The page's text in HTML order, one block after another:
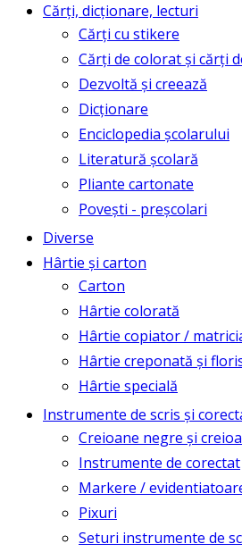
Cărți, dicționare, lecturi
Cărți cu stikere
Cărți de colorat și cărți
Dezvoltă și creează
Dicționare
Enciclopedia școlarului
Literatură școlară
Pliante cartonate
Povești - preșcolari
Diverse
Hârtie și carton
Carton
Hârtie colorată
Hârtie copiator /
Hârtie creponată și
Hârtie specială
Instrumente de scris și
Creioane negre și
Instrumente de corectat
Markere /
Pixuri
Seturi instrumente de